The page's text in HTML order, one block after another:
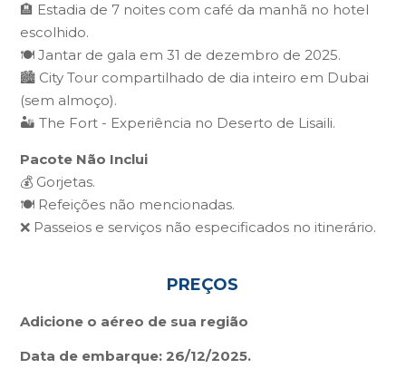
🏨 Estadia de 7 noites com café da manhã no hotel
escolhido.
🍽️ Jantar de gala em 31 de dezembro de 2025.
🏙️ City Tour compartilhado de dia inteiro em Dubai
(sem almoço).
🏜️ The Fort - Experiência no Deserto de Lisaili.
Pacote Não Inclui
💰 Gorjetas.
🍽️ Refeições não mencionadas.
❌ Passeios e serviços não especificados no itinerário.
PREÇOS
Adicione o aéreo de sua região
Data de embarque: 26/12/2025.